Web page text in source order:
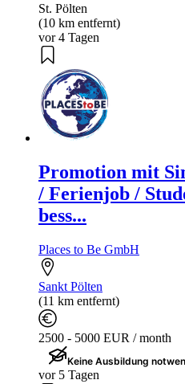
St. Pölten
(10 km entfernt)
vor 4 Tagen
Promotion mit
/ Ferienjob /
bess...
Places to Be GmbH
Sankt Pölten
(11 km entfernt)
2500 - 5000 EUR / month
Keine Ausbildung
vor 5 Tagen